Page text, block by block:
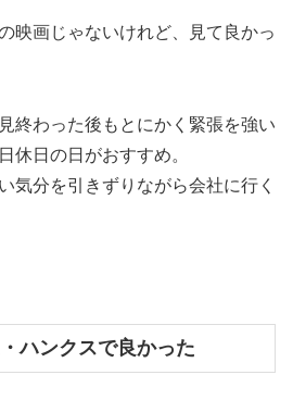
映画じゃないけれど、見て良かっ
終わった後もとにかく緊張を強い
休日の日がおすすめ。
気分を引きずりながら会社に行く
ハンクスで良かった